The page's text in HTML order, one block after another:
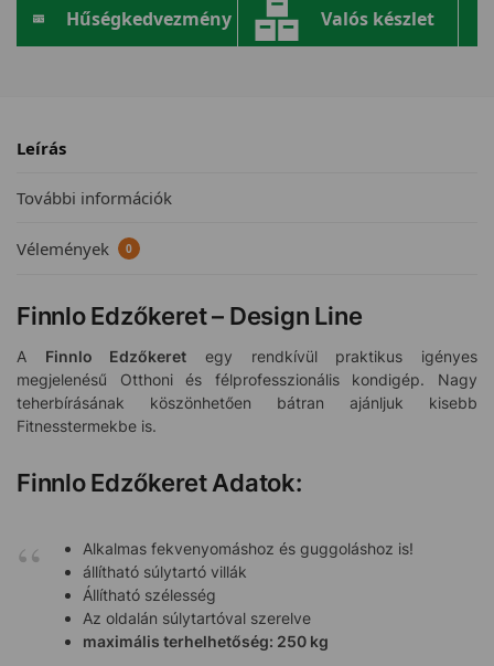
Hűségkedvezmény Valós készlet
Leírás
További információk
Vélemények 0
Finnlo Edzőkeret – Design Line
A Finnlo Edzőkeret egy rendkívül praktikus igényes
megjelenésű Otthoni és félprofesszionális kondigép. Nagy
teherbírásának köszönhetően bátran ajánljuk kisebb
Fitnesstermekbe is.
Finnlo EdzőkeretAdatok:
Alkalmas fekvenyomáshoz és guggoláshoz is!
állítható súlytartó villák
Állítható szélesség
Az oldalán súlytartóval szerelve
maximális terhelhetőség: 250 kg